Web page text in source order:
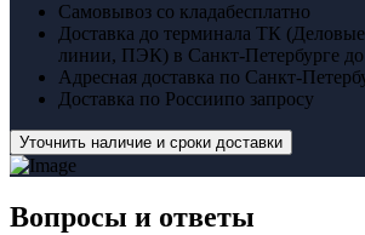
Самовывоз со кладабесплатно
Доставка до терминала ТК (Деловые
линии, ПЭК) в Санкт-Петербурге
Адресная доставка по Санкт-
Доставка по Россиипо запросу
Уточнить наличие и сроки доставки
Вопросы и ответы